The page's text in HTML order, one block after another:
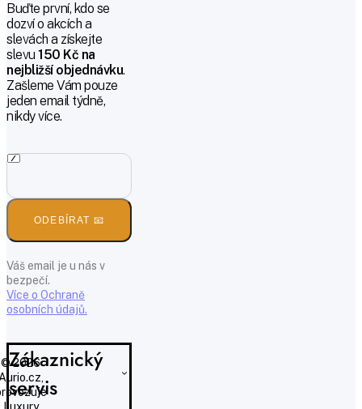
Zákaznický
servis
Buďte první, kdo se
dozví o akcích a
slevách a získejte
slevu150 Kč na
nejbližší objednávku.
Zašleme Vám pouze
jeden email týdně,
nikdy více.
ODEBÍRAT 📧
Váš email je u nás v
bezpečí.
Více o Ochraně
osobních údajů.
© 2026